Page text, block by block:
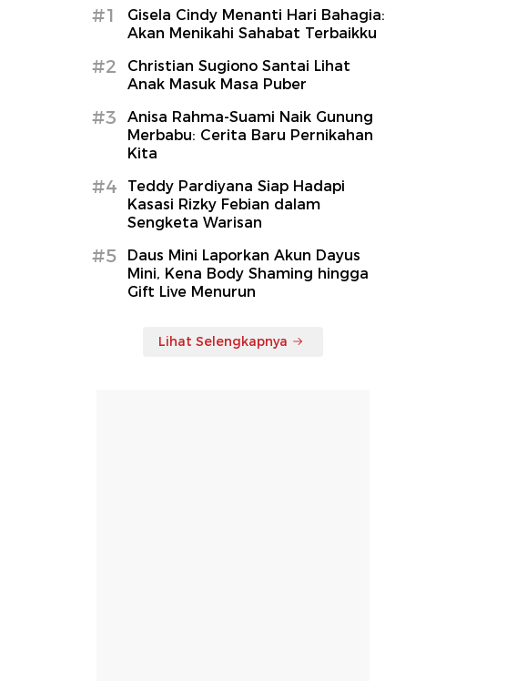
#1
Gisela Cindy Menanti Hari Bahagia:
Akan Menikahi Sahabat Terbaikku
#2
Christian Sugiono Santai Lihat
Anak Masuk Masa Puber
#3
Anisa Rahma-Suami Naik Gunung
Merbabu: Cerita Baru Pernikahan
Kita
#4
Teddy Pardiyana Siap Hadapi
Kasasi Rizky Febian dalam
Sengketa Warisan
#5
Daus Mini Laporkan Akun Dayus
Mini, Kena Body Shaming hingga
Gift Live Menurun
Lihat Selengkapnya